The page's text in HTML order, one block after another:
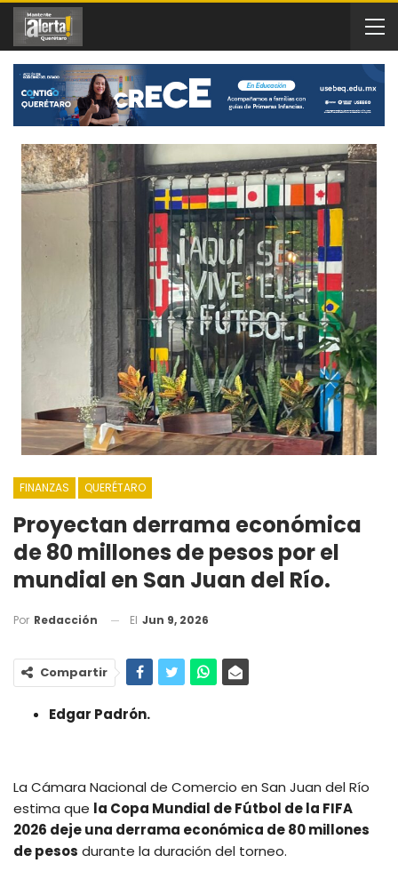
FINANZAS QUERÉTARO
Proyectan derrama económica
de 80 millones de pesos por el
mundial en San Juan del Río.
Por Redacción El Jun 9, 2026
Compartir
Edgar Padrón.
La Cámara Nacional de Comercio en San Juan del Río
estima que la Copa Mundial de Fútbol de la FIFA
2026 deje una derrama económica de 80 millones
de pesos durante la duración del torneo.